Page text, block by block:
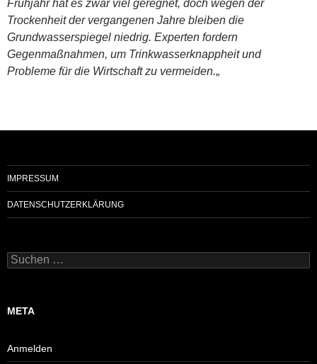
Frühjahr hat es zwar viel geregnet, doch wegen der
Trockenheit der vergangenen Jahre bleiben die
Grundwasserspiegel niedrig. Experten fordern
Gegenmaßnahmen, um Trinkwasserknappheit und
Probleme für die Wirtschaft zu vermeiden.„
IMPRESSUM
DATENSCHUTZERKLÄRUNG
Suchen
nach:
META
Anmelden